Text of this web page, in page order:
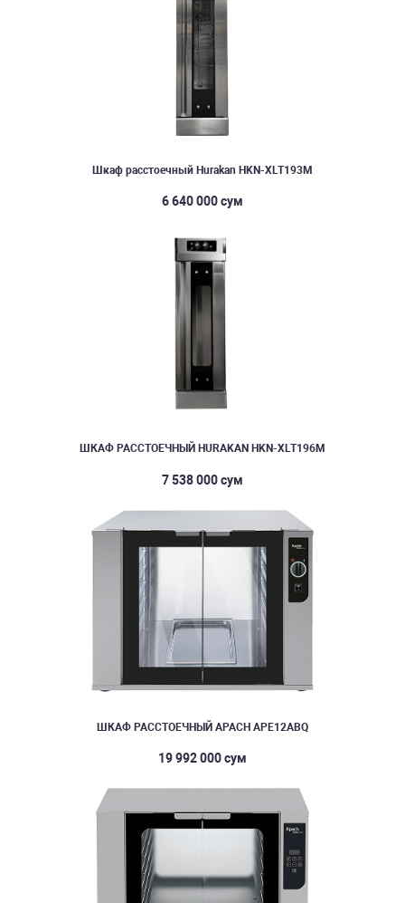
Шкаф расстоечный Hurakan HKN-XLT193M
6 640 000 сум
ШКАФ РАССТОЕЧНЫЙ HURAKAN HKN-XLT196M
7 538 000 сум
ШКАФ РАССТОЕЧНЫЙ APACH APE12ABQ
19 992 000 сум